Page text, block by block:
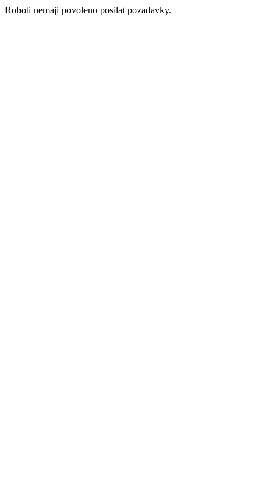
Roboti nemaji povoleno posilat pozadavky.